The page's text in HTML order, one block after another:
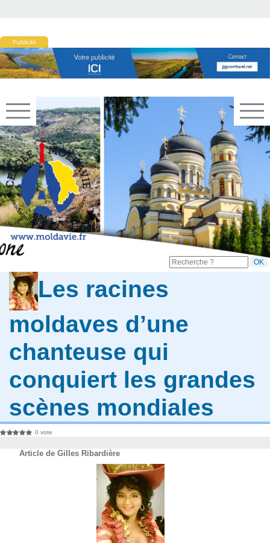
Publicité
Les racines
moldaves d’une
chanteuse qui
conquiert les grandes
scènes mondiales
0 vote
Article de Gilles Ribardière